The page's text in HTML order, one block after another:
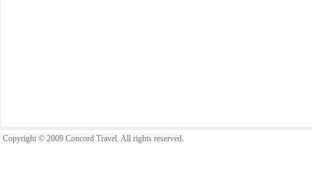
Copyright © 2009 Concord Travel. All rights reserved.